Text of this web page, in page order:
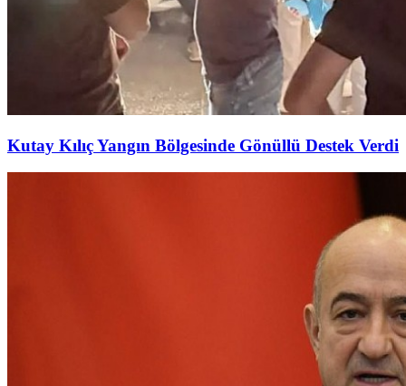
Kutay Kılıç Yangın Bölgesinde Gönüllü Destek Verdi